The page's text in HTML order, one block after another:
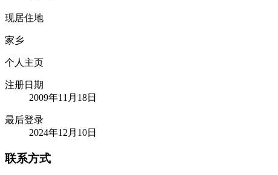
现居住地
家乡
个人主页
注册日期
2009年11月18日
最后登录
2024年12月10日
联系方式